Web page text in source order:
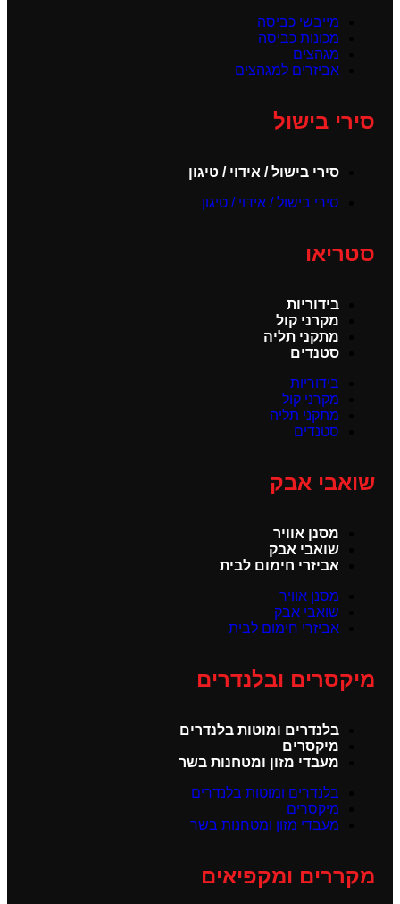
מייבשי כביסה
מכונות כביסה
מגהצים
אביזרים למגהצים
סירי בישול
סירי בישול / אידוי / טיגון
סירי בישול / אידוי / טיגון
סטריאו
בידוריות
מקרני קול
מתקני תליה
סטנדים
בידוריות
מקרני קול
מתקני תליה
סטנדים
שואבי אבק
מסנן אוויר
שואבי אבק
אביזרי חימום לבית
מסנן אוויר
שואבי אבק
אביזרי חימום לבית
מיקסרים ובלנדרים
בלנדרים ומוטות בלנדרים
מיקסרים
מעבדי מזון ומטחנות בשר
בלנדרים ומוטות בלנדרים
מיקסרים
מעבדי מזון ומטחנות בשר
מקררים ומקפיאים